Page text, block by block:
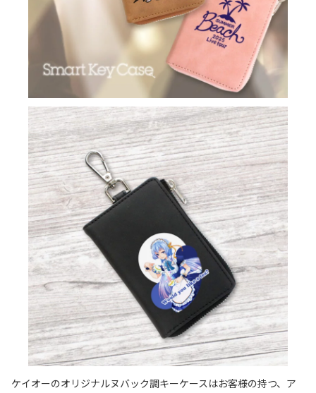
ケイオーのオリジナルヌバック調キーケースはお客様の持つ、ア